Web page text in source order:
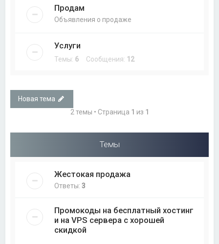
Продам
Объявления о продаже
Услуги
Темы: 6 Сообщения: 12
Новая тема
2 темы • Страница 1 из 1
Темы
Жестокая продажа
Ответы:3
Промокоды на бесплатный хостинг
и на VPS сервера с хорошей
скидкой